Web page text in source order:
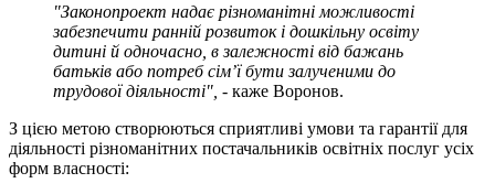
"Законопроект надає різноманітні можливості
забезпечити ранній розвиток і дошкільну освіту
дитині й одночасно, в залежності від бажань
батьків або потреб сім’ї бути залученими до
трудової діяльності", - каже Воронов.
З цією метою створюються сприятливі умови та гарантії для
діяльності різноманітних постачальників освітніх послуг усіх
форм власності: